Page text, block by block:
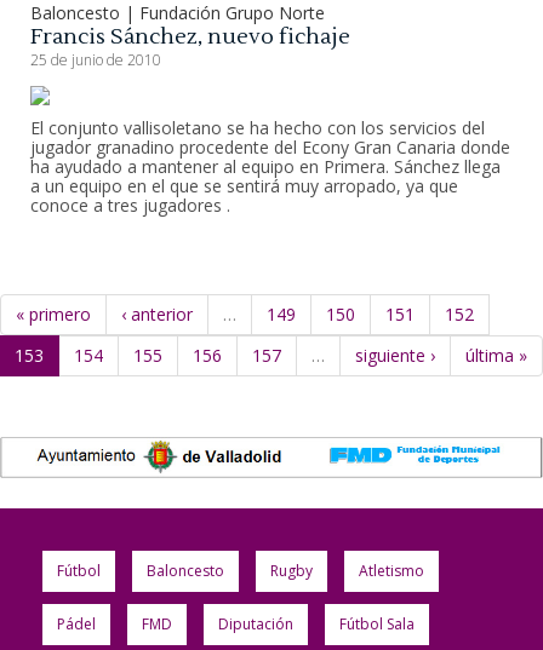
Baloncesto | Fundación Grupo Norte
Francis Sánchez, nuevo fichaje
25 de junio de 2010
El conjunto vallisoletano se ha hecho con los servicios del
jugador granadino procedente del Econy Gran Canaria donde
ha ayudado a mantener al equipo en Primera. Sánchez llega
a un equipo en el que se sentirá muy arropado, ya que
conoce a tres jugadores .
« primero ‹ anterior … 149 150 151
152
153
154 155 156 157 … siguiente › última »
Fútbol Baloncesto Rugby Atletismo
Pádel FMD Diputación Fútbol Sala